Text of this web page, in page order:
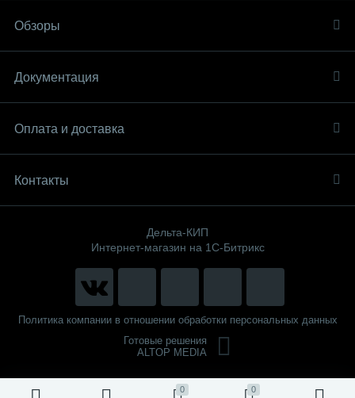
0 0
Обзоры
Документация
Оплата и доставка
Контакты
Дельта-КИП
Интернет-магазин на 1С-Битрикс
Политика компании в отношении обработки персональных данных
Готовые решения
ALTOP MEDIA